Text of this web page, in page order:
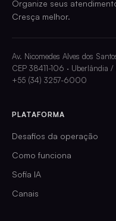
Organize seus
Cresça melhor.
Av. Nicomedes Alves dos
CEP 38411-106 · Uberlândia
+55 (34) 3257-6000
PLATAFORMA
Desafios da operação
Como funciona
Sofia IA
Canais